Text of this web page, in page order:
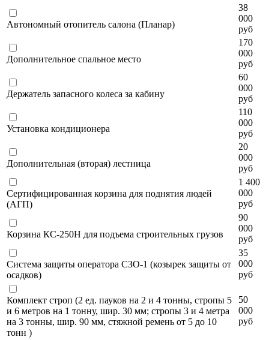
Автономный отопитель салона (Планар)
38
000
руб
Дополнительное спальное место
170
000
руб
Держатель запасного колеса за кабину
60
000
руб
Установка кондиционера
110
000
руб
Дополнительная (вторая) лестница
20
000
руб
Сертифицированная корзина для поднятия людей
(АГП)
1 400
000
руб
Корзина КС-250Н для подъема строительных грузов
90
000
руб
Система защиты оператора СЗО-1 (козырек защиты от
осадков)
35
000
руб
Комплект строп (2 ед. пауков на 2 и 4 тонны, стропы 5
и 6 метров на 1 тонну, шир. 30 мм; стропы 3 и 4 метра
на 3 тонны, шир. 90 мм, стяжной ремень от 5 до 10
тонн )
50
000
руб